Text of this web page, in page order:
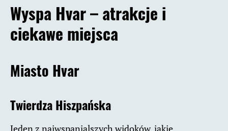
Wyspa Hvar – atrakcje i
ciekawe miejsca
Miasto Hvar
Twierdza Hiszpańska
Jeden z najwspanialszych widoków, jakie